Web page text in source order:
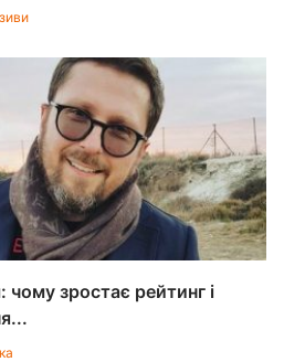
зростає рейтинг і